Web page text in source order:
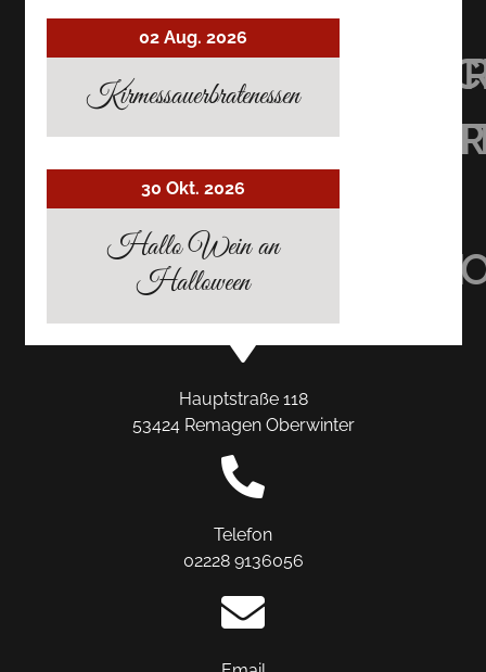
UHRMACHER’S
RESTAURANT
AUF
TRIPADVISOR
AUF
INSTAGRAM
AUF
Hauptstraße 118
53424 Remagen Oberwinter
Telefon
02228 9136056
02 Aug. 2026
Kirmessauerbratenessen
30 Okt. 2026
Hallo Wein an
Halloween